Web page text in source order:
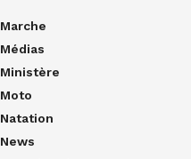
Marche
Médias
Ministère
Moto
Natation
News